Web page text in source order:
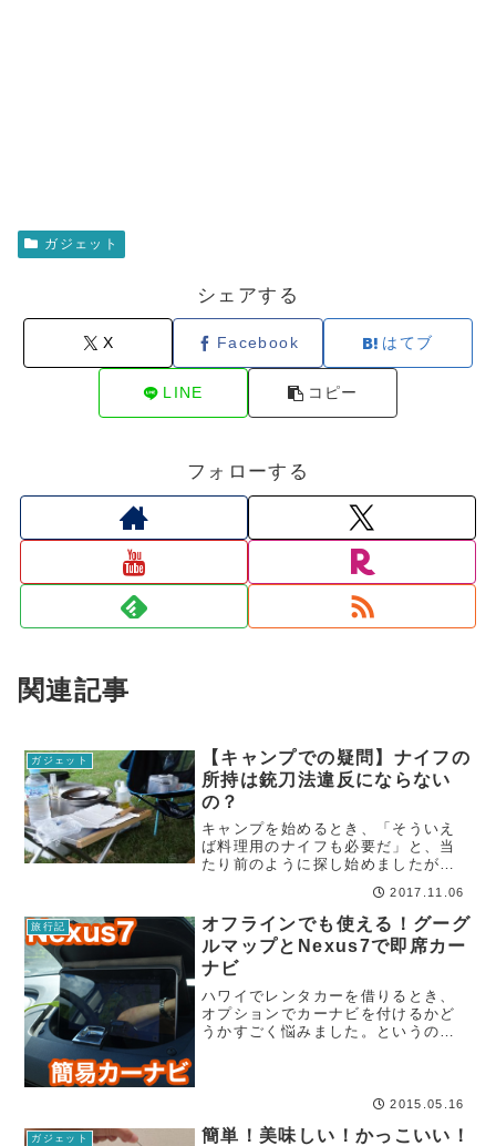
ガジェット
シェアする
X Facebook はてブ
LINE コピー
フォローする
関連記事
ガジェット
【キャンプでの疑問】ナイフの
所持は銃刀法違反にならない
の？
キャンプを始めるとき、「そういえ
ば料理用のナイフも必要だ」と、当
たり前のように探し始めましたが、
と、そもそも刃物なんて持ってて大
丈夫なの？捕まらないの？なんて疑
問が出てきました。「キャンプなん
てみんな持ってる...
2017.11.06
旅行記
オフラインでも使える！グーグ
ルマップとNexus7で即席カー
ナビ
ハワイでレンタカーを借りるとき、
オプションでカーナビを付けるかど
うかすごく悩みました。というのも
古かったりで、結局役に立たなかっ
2015.05.16
ガジェット 簡単！美味しい！かっこいい！